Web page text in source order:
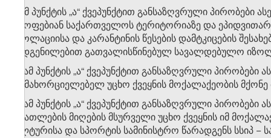
ბ) ამ პუნქტის „ა“ ქვეპუნქტით განსაზღვრული
იმყოფებიან საქართველოს ტერიტორიაზე და
„იზოლაციისა და კარანტინის წესების დამტკიცების
დადგენილებით გათვალისწინებულ სავალდებულო
) ამ პუნქტის „ა“ ქვეპუნქტით განსაზღვრული
განმახორციელებელ უცხო ქვეყნის მოქალაქეობის
) ამ პუნქტის „ა“ ქვეპუნქტით განსაზღვრული
განათლების მიღების მსურველი უცხო ქვეყნის იმ
კულტურისა და სპორტის სამინისტრო წარადგენს სსიპ